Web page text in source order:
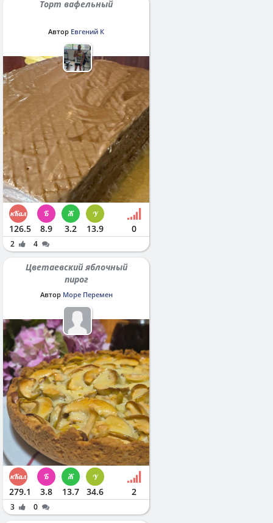
Торт вафельный
Автор Евгений К
126.5 8.9 3.2 13.9 0
2 4
Цветаевский яблочный
пирог
Автор Море Перемен
279.1 3.8 13.7 34.6 2
3 0